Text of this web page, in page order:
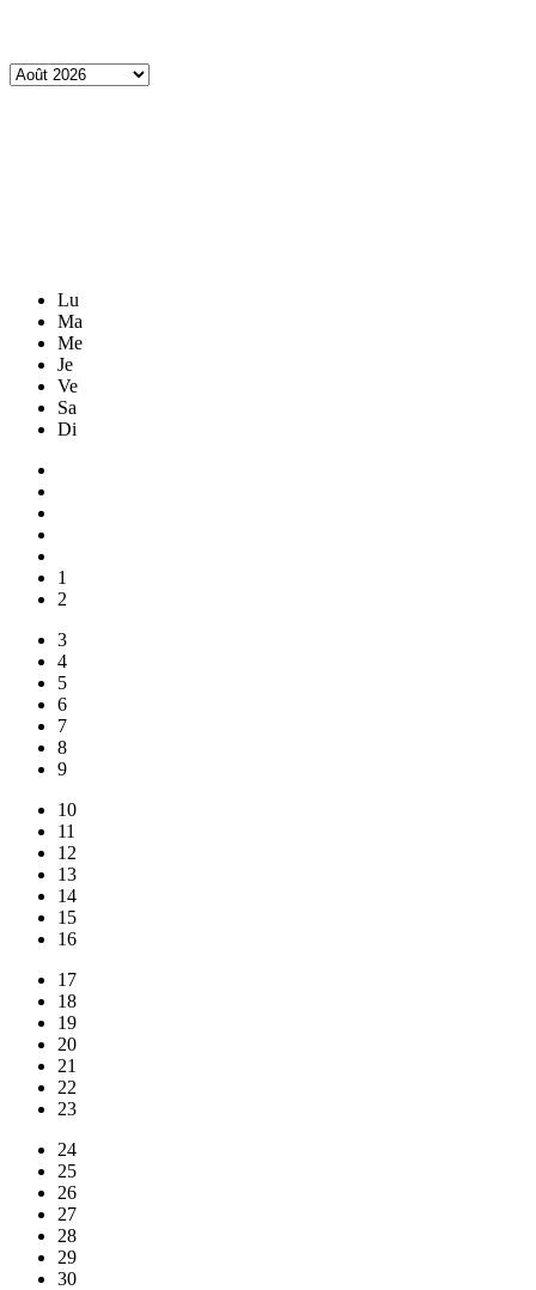
Lu
Ma
Me
Je
Ve
Sa
Di
1
2
3
4
5
6
7
8
9
10
11
12
13
14
15
16
17
18
19
20
21
22
23
24
25
26
27
28
29
30